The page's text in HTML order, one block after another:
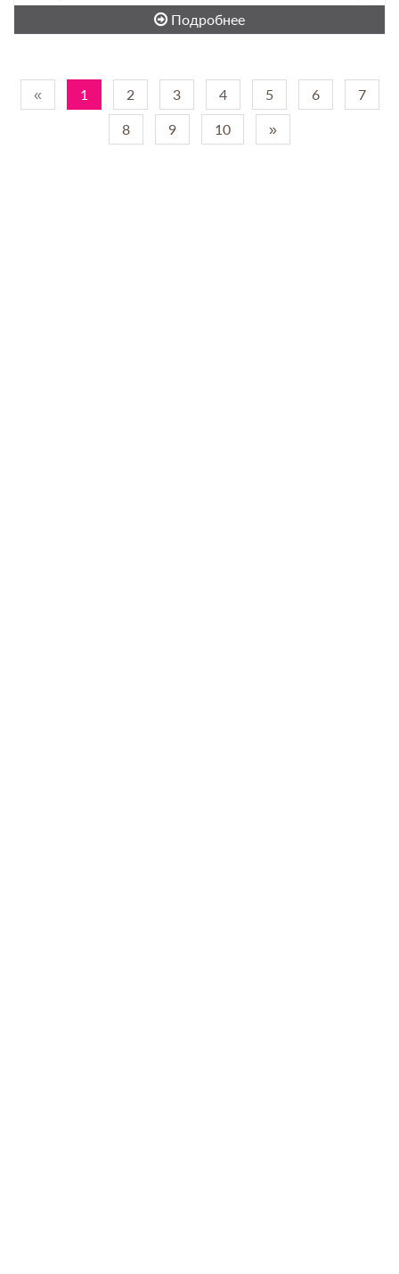
Подробнее
« 1 2 3 4 5 6 7
8 9 10 »